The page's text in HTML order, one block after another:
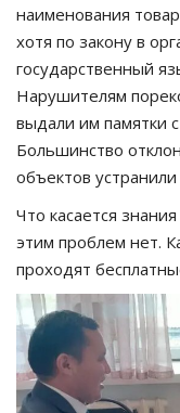
наименования
хотя по закону в
государственный
Нарушителям
выдали им памятки
Большинство
объектов
Что касается
этим проблем нет.
проходят